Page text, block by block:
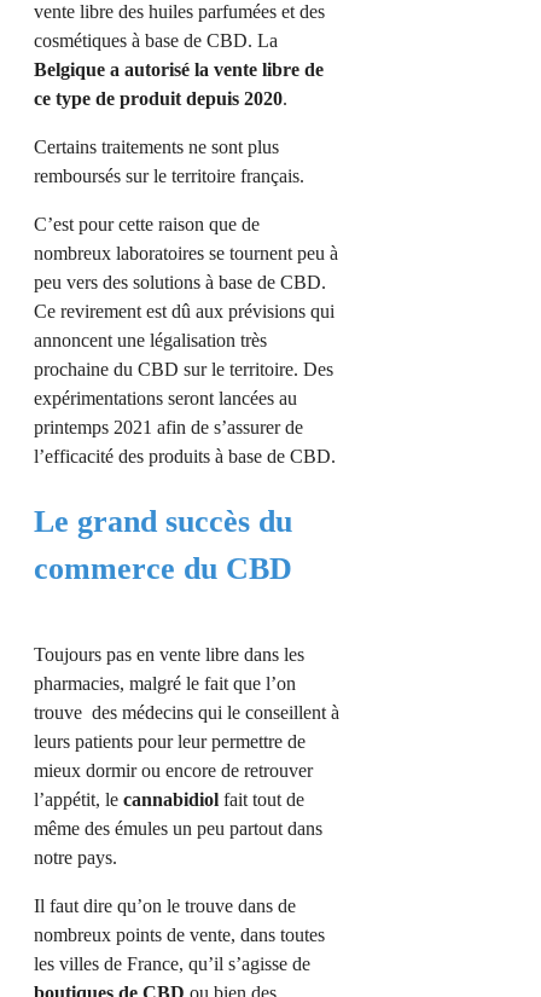
vente libre des huiles parfumées et des
cosmétiques à base de CBD. La
Belgique a autorisé la vente libre de
ce type de produit depuis 2020.
Certains traitements ne sont plus
remboursés sur le territoire français.
C’est pour cette raison que de
nombreux laboratoires se tournent peu à
peu vers des solutions à base de CBD.
Ce revirement est dû aux prévisions qui
annoncent une légalisation très
prochaine du CBD sur le territoire. Des
expérimentations seront lancées au
printemps 2021 afin de s’assurer de
l’efficacité des produits à base de CBD.
Le grand succès du
commerce du CBD
Toujours pas en vente libre dans les
pharmacies, malgré le fait que l’on
trouve des médecins qui le conseillent à
leurs patients pour leur permettre de
mieux dormir ou encore de retrouver
l’appétit, le cannabidiol fait tout de
même des émules un peu partout dans
notre pays.
Il faut dire qu’on le trouve dans de
nombreux points de vente, dans toutes
les villes de France, qu’il s’agisse de
boutiques de CBD ou bien des